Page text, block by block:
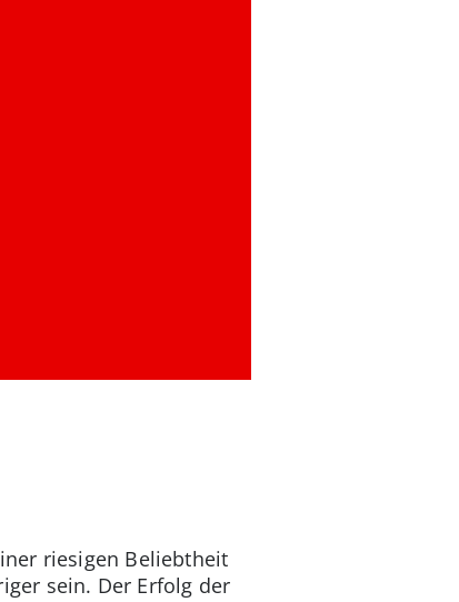
riesigen Beliebtheit
sein. Der Erfolg der